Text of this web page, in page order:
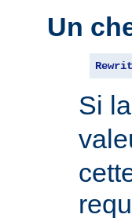
Un
Si